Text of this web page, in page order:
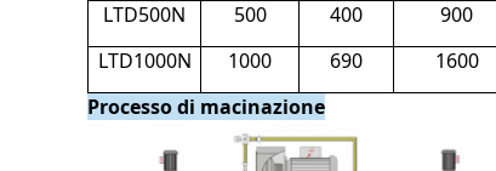
LTD500N
500 400 900
LTD1000N
1000 690 1600
Processo di macinazione